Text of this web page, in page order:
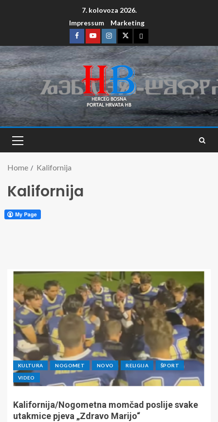
7. kolovoza 2026.
Impressum
Marketing
Home Kalifornija
Kalifornija
KULTURA NOGOMET NOVO RELIGIJA ŠPORT
VIDEO
Kalifornija/Nogometna momčad poslije svake
utakmice pjeva „Zdravo Marijo“